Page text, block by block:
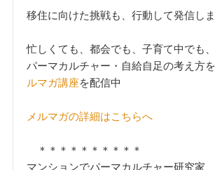
移住に向けた挑戦も、行動して発信しま
忙しくても、都会でも、子育て中でも
パーマカルチャー・自給自足の考え方
ルマガ講座を配信中
メルマガの詳細はこちらへ
＊＊＊＊＊＊＊＊＊＊
マンションでパーマカルチャー研究家